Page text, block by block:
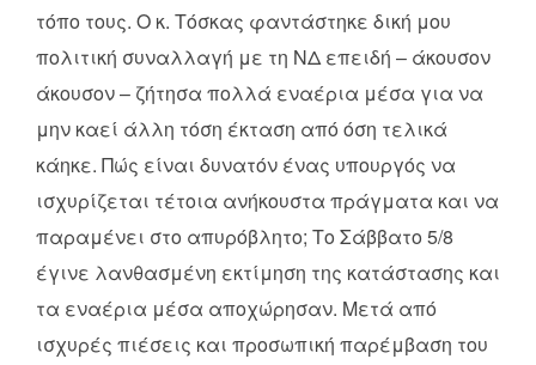
τόπο τους. Ο κ. Τόσκας φαντάστηκε δική μου
πολιτική συναλλαγή με τη ΝΔ επειδή – άκουσον
άκουσον – ζήτησα πολλά εναέρια μέσα για να
μην καεί άλλη τόση έκταση από όση τελικά
κάηκε. Πώς είναι δυνατόν ένας υπουργός να
ισχυρίζεται τέτοια ανήκουστα πράγματα και να
παραμένει στο απυρόβλητο; Το Σάββατο 5/8
έγινε λανθασμένη εκτίμηση της κατάστασης και
τα εναέρια μέσα αποχώρησαν. Μετά από
ισχυρές πιέσεις και προσωπική παρέμβαση του